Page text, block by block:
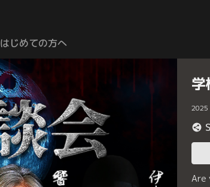
はじめての方へ
2025
Are